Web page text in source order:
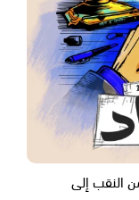
النقب إلى